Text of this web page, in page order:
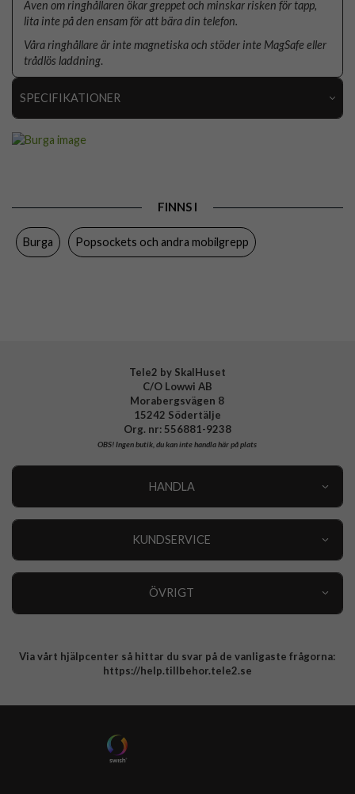
Även om ringhållaren ökar greppet och minskar risken för tapp,
lita inte på den ensam för att bära din telefon.
Våra ringhållare är inte magnetiska och stöder inte MagSafe eller
trådlös laddning.
SPECIFIKATIONER
Tillverkarens art nr
FINNS I
Burga Popsockets och andra mobilgrepp
Tele2 by SkalHuset
C/O Lowwi AB
Morabergsvägen 8
15242 Södertälje
Org. nr: 556881-9238
OBS!Ingen butik, du kan inte handla här på plats
HANDLA
KUNDSERVICE
ÖVRIGT
Integritetspolicy
Via vårt hjälpcenter så hittar du svar på de vanligaste frågorna:
https://help.tillbehor.tele2.se